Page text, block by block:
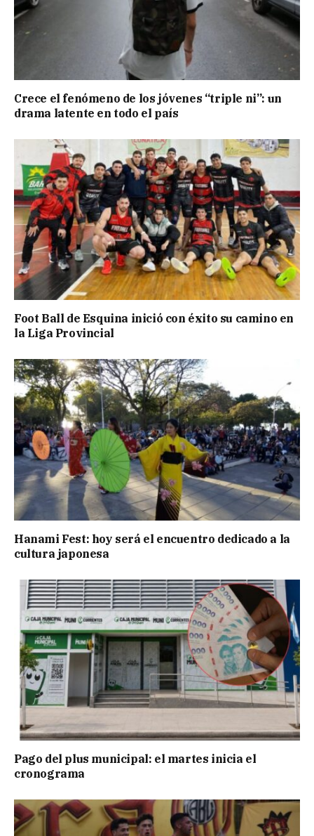
Crece el fenómeno de los jóvenes “triple ni”: un
drama latente en todo el país
Foot Ball de Esquina inició con éxito su camino en
la Liga Provincial
Hanami Fest: hoy será el encuentro dedicado a la
cultura japonesa
Pago del plus municipal: el martes inicia el
cronograma